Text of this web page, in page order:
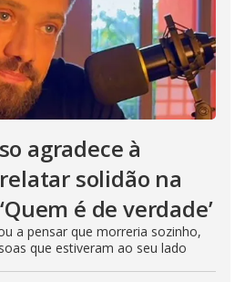
agradece à
solidão na
é de verdade’
a pensar que morreria sozinho,
que estiveram ao seu lado